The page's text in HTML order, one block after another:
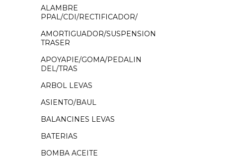
ALAMBRE
PPAL/CDI/RECTIFICADOR/
AMORTIGUADOR/SUSPENSION
TRASER
APOYAPIE/GOMA/PEDALIN
DEL/TRAS
ARBOL LEVAS
ASIENTO/BAUL
BALANCINES LEVAS
BATERIAS
BOMBA ACEITE